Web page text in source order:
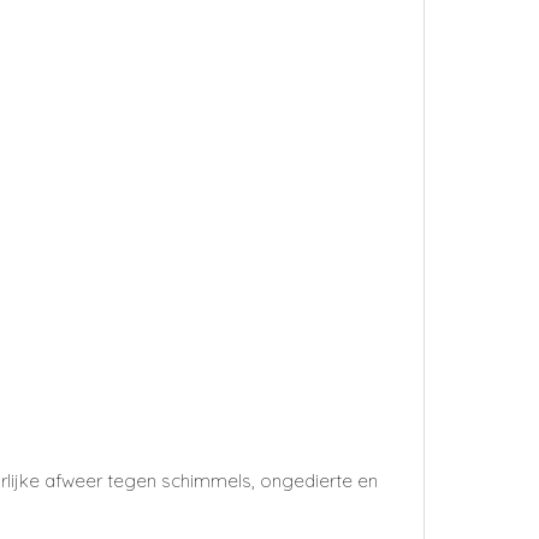
afweer tegen schimmels, ongedierte en